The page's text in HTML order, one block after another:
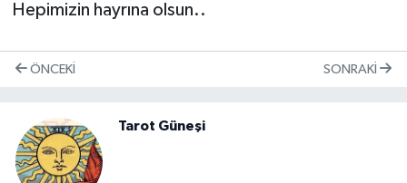
Hepimizin hayrına olsun..
ÖNCEKI SONRAKI
Tarot Güneşi